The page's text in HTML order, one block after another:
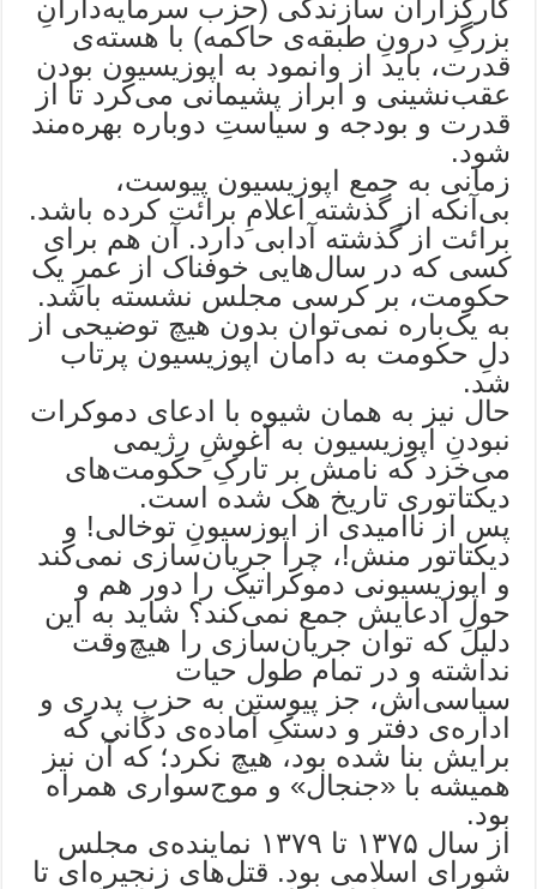
کارگزاران سازندگی (حزب سرمایه‌دارانِ
بزرگِ درونِ طبقه‌ی حاکمه) با هسته‌ی
قدرت، باید از وانمود به اپوزیسیون بودن
عقب‌نشینی و ابراز پشیمانی می‌کرد تا از
قدرت و بودجه و سیاستِ دوباره بهره‌مند
شود.
زمانی به جمع اپوزیسیون پیوست،
بی‌آنکه از گذشته اعلامِ برائت کرده باشد.
برائت از گذشته آدابی دارد. آن هم برای
کسی که در سال‌هایی خوفناک از عمرِ یک
حکومت، بر کرسی مجلس نشسته باشد.
به یک‌باره نمی‌توان بدون هیچ توضیحی از
دلِ حکومت به دامان اپوزیسیون پرتاب
شد.
حال نیز به همان شیوه با ادعای دموکرات
نبودنِ اپوزیسیون به آغوشِ رژیمی
می‌خزد که نامش بر تارکِ حکومت‌های
دیکتاتوری تاریخ هک شده است.
پس از ناامیدی از اپوزسیونِ توخالی! و
دیکتاتور منش!، چرا جریان‌سازی نمی‌کند
و اپوزیسیونی دموکراتیک را دور هم و
حولِ ادعایش جمع نمی‌کند؟ شاید به این
دلیل که توان جریان‌سازی را هیچ‌وقت
نداشته و در تمام طول حیات
سیاسی‌اش، جز پیوستن به حزبِ پدری و
اداره‌ی دفتر و دستکِ آماده‌ی دکانی که
برایش بنا شده بود، هیچ نکرد؛ که آن نیز
همیشه با «جنجال» و موج‌سواری همراه
بود.
از سال ۱۳۷۵ تا ۱۳۷۹ نماینده‌ی مجلس
شورای اسلامی بود. قتل‌های زنجیره‌ای تا